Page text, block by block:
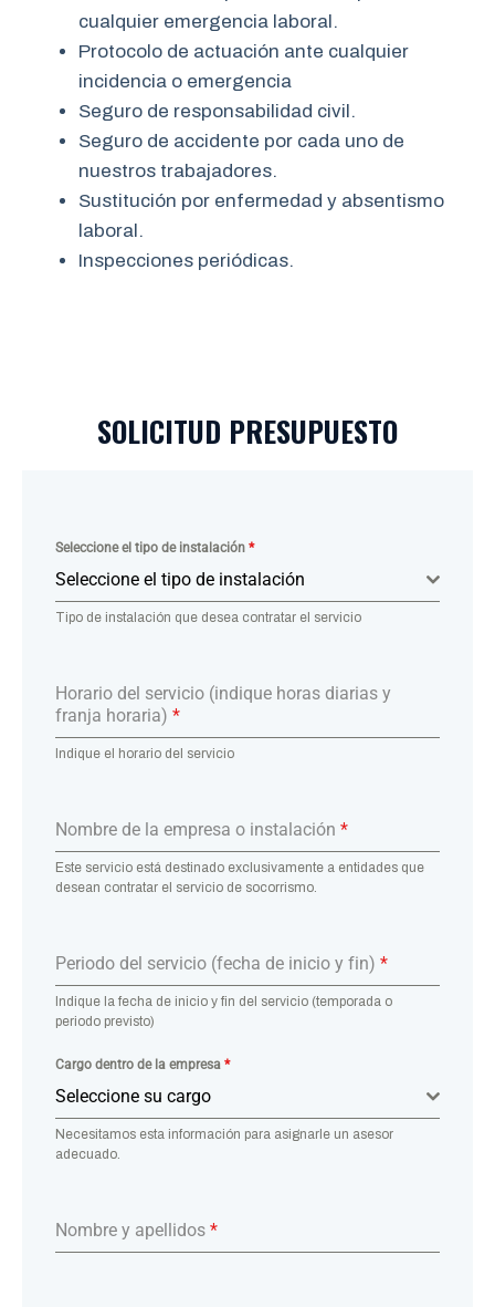
cualquier emergencia laboral.
Protocolo de actuación ante cualquier
incidencia o emergencia
Seguro de responsabilidad civil.
Seguro de accidente por cada uno de
nuestros trabajadores.
Sustitución por enfermedad y absentismo
laboral.
Inspecciones periódicas.
SOLICITUD PRESUPUESTO
Seleccione el tipo de instalación *
Seleccione el tipo de instalación
Tipo de instalación que desea contratar el servicio
Horario del servicio (indique horas diarias y
franja horaria) *
Indique el horario del servicio
Nombre de la empresa o instalación *
Este servicio está destinado exclusivamente a entidades que
desean contratar el servicio de socorrismo.
Periodo del servicio (fecha de inicio y fin) *
Indique la fecha de inicio y fin del servicio (temporada o
periodo previsto)
Cargo dentro de la empresa *
Seleccione su cargo
Necesitamos esta información para asignarle un asesor
adecuado.
Nombre y apellidos *